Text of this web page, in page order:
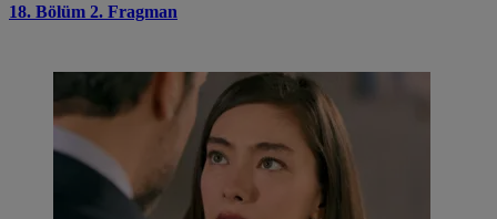
18. Bölüm 2. Fragman